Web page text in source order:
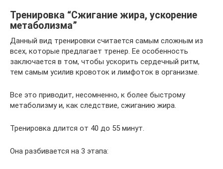
Тренировка “Сжигание жира, ускорение
метаболизма”
Данный вид тренировки считается самым сложным из
всех, которые предлагает тренер. Ее особенность
заключается в том, чтобы ускорить сердечный ритм,
тем самым усилив кровоток и лимфоток в организме.
Все это приводит, несомненно, к более быстрому
метаболизму и, как следствие, сжиганию жира.
Тренировка длится от 40 до 55 минут.
Она разбивается на 3 этапа: